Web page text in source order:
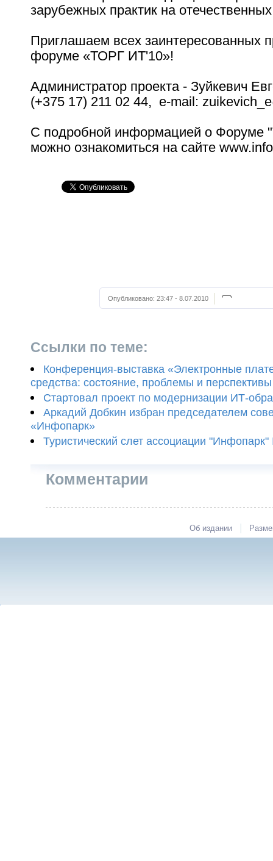
зарубежных практик на
Приглашаем всех заинтересованных
форуме «ТОРГ ИТ'10»!
Администратор проекта - Зуйкевич
(+375 17) 211 02 44, e-mail:
С подробной информацией о Форуме
можно ознакомиться на сайте
Опубликовано: 23:47 - 8.07.2010
Ссылки по теме:
Конференция-выставка «Электронные
средства: состояние, проблемы и
Стартовал проект по модернизации ИТ-
Аркадий Добкин избран председателем
«Инфопарк»
Туристический слет ассоциации "Инфопарк"
Комментарии
Об издании |